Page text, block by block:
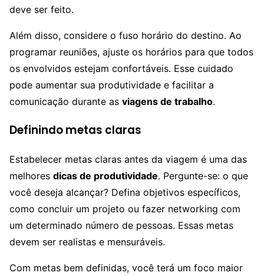
deve ser feito.
Além disso, considere o fuso horário do destino. Ao
programar reuniões, ajuste os horários para que todos
os envolvidos estejam confortáveis. Esse cuidado
pode aumentar sua produtividade e facilitar a
comunicação durante as viagens de trabalho.
Definindo metas claras
Estabelecer metas claras antes da viagem é uma das
melhores dicas de produtividade. Pergunte-se: o que
você deseja alcançar? Defina objetivos específicos,
como concluir um projeto ou fazer networking com
um determinado número de pessoas. Essas metas
devem ser realistas e mensuráveis.
Com metas bem definidas, você terá um foco maior